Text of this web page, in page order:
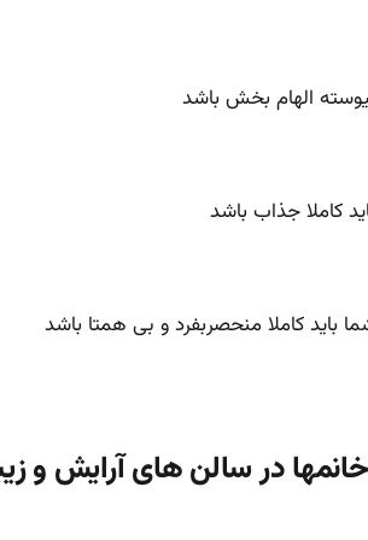
الهام بخش باشد
کاملا جذاب باشد
باید کاملا منحصربفرد و بی همتا باشد
خانمها در سالن های آرایش و